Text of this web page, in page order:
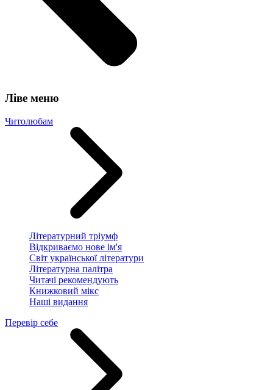
Ліве меню
Читолюбам
Літературний тріумф
Відкриваємо нове ім'я
Світ української літератури
Літературна палітра
Читачі рекомендують
Книжковий мікс
Наші видання
Перевір себе